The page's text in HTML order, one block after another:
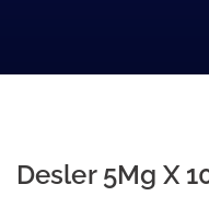
Desler 5Mg X